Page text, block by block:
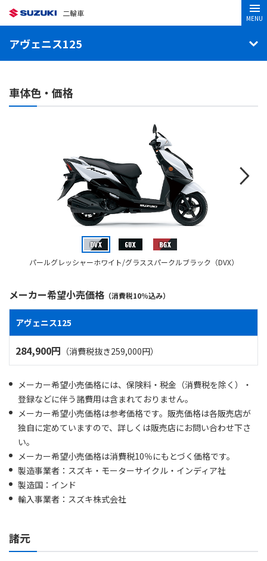
二輪車
MENU
アヴェニス125
車体色・価格
パールグレッシャーホワイト/グラススパークルブラック（DVX）
メーカー希望小売価格 （消費税10％込み）
アヴェニス125
284,900円 （消費税抜き259,000円）
メーカー希望小売価格には、保険料・税金（消費税を除く）・
登録などに伴う諸費用は含まれておりません。
メーカー希望小売価格は参考価格です。販売価格は各販売店が
独自に定めていますので、詳しくは販売店にお問い合わせ下さ
い。
メーカー希望小売価格は消費税10％にもとづく価格です。
製造事業者：スズキ・モーターサイクル・インディア社
製造国：インド
輸入事業者：スズキ株式会社
諸元